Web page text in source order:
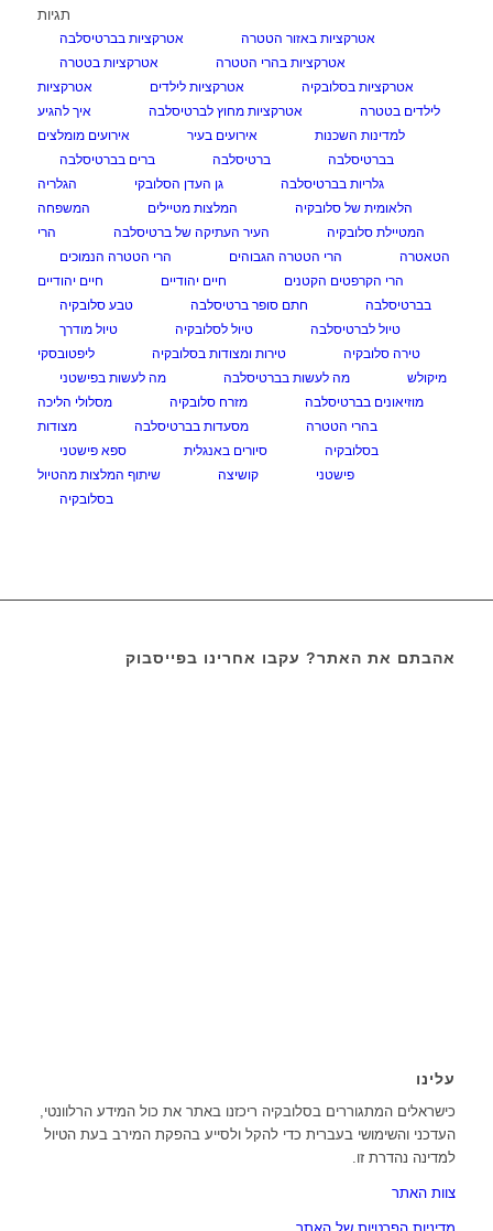
תגיות
אטרקציות באזור הטטרה
אטרקציות בברטיסלבה
אטרקציות בהרי הטטרה
אטרקציות בטטרה
אטרקציות בסלובקיה
אטרקציות לילדים
אטרקציות
לילדים בטטרה
אטרקציות מחוץ לברטיסלבה
איך להגיע
למדינות השכנות
אירועים בעיר
אירועים מומלצים
בברטיסלבה
ברטיסלבה
ברים בברטיסלבה
גלריות בברטיסלבה
גן העדן הסלובקי
הגלריה
הלאומית של סלובקיה
המלצות מטיילים
המשפחה
המטיילת סלובקיה
העיר העתיקה של ברטיסלבה
הרי
הטאטרה
הרי הטטרה הגבוהים
הרי הטטרה הנמוכים
הרי הקרפטים הקטנים
חיים יהודיים
חיים יהודיים
בברטיסלבה
חתם סופר ברטיסלבה
טבע סלובקיה
טיול לברטיסלבה
טיול לסלובקיה
טיול מודרך
טירה סלובקיה
טירות ומצודות בסלובקיה
ליפטובסקי
מיקולש
מה לעשות בברטיסלבה
מה לעשות בפישטני
מוזיאונים בברטיסלבה
מזרח סלובקיה
מסלולי הליכה
בהרי הטטרה
מסעדות בברטיסלבה
מצודות
בסלובקיה
סיורים באנגלית
ספא פישטני
פישטני
קושיצה
שיתוף המלצות מהטיול
בסלובקיה
אהבתם את האתר? עקבו אחרינו בפייסבוק
עלינו
כישראלים המתגוררים בסלובקיה ריכזנו באתר את כול המידע הרלוונטי,
העדכני והשימושי בעברית כדי להקל ולסייע בהפקת המירב בעת הטיול
למדינה נהדרת זו.
צוות האתר